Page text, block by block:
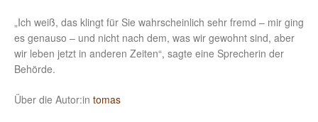
„Ich weiß, das klingt für Sie wahrscheinlich sehr fremd – mir ging
es genauso – und nicht nach dem, was wir gewohnt sind, aber
wir leben jetzt in anderen Zeiten“, sagte eine Sprecherin der
Behörde.
Über die Autor:in tomas